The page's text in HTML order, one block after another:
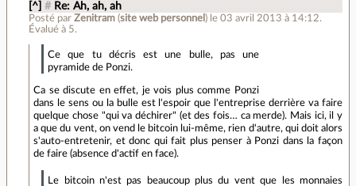
[^] # Re: Ah, ah, ah
Posté parZenitram (site web personnel ) le 03 avril 2013 à 14:12.
Évalué à 5.
Ce que tu décris est une bulle, pas une
pyramide de Ponzi.
Ca se discute en effet, je vois plus comme Ponzi
dans le sens ou la bulle est l'espoir que l'entreprise derrière va faire
quelque chose "qui va déchirer" (et des fois… ca merde). Mais ici, il y
a que du vent, on vend le bitcoin lui-même, rien d'autre, qui doit alors
s'auto-entretenir, et donc qui fait plus penser à Ponzi dans la façon
de faire (absence d'actif en face).
Le bitcoin n'est pas beaucoup plus du vent que les monnaies